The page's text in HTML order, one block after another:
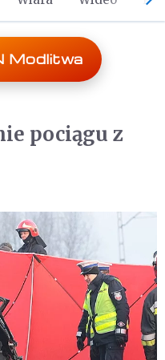
Modlitwa
pociągu z